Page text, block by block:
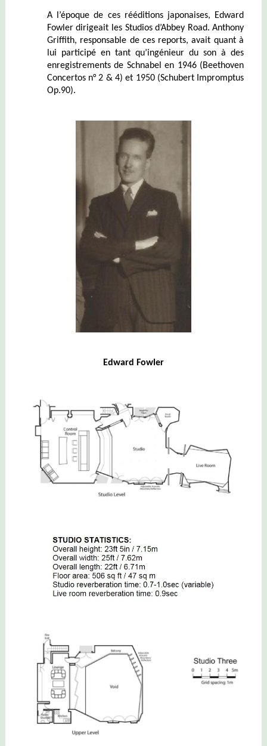
A l’époque de ces rééditions japonaises, Edward
Fowler dirigeait les Studios d’Abbey Road. Anthony
Griffith, responsable de ces reports, avait quant à
lui participé en tant qu’ingénieur du son à des
enregistrements de Schnabel en 1946 (Beethoven
Concertos n° 2 & 4) et 1950 (Schubert Impromptus
Op.90).
Edward Fowler